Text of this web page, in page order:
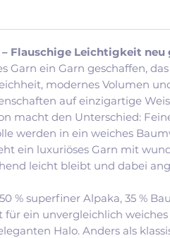
– Flauschige Leichtigkeit neu
Garn ein Garn geschaffen, das
modernes Volumen
auf einzigartige
macht den Unterschied:
werden in ein weiches
ein luxuriöses Garn mit
leicht bleibt und dabei
% superfiner Alpaka, 35 %
für ein unvergleichlich
Halo. Anders als